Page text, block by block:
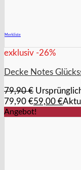
Merkliste
exklusiv -26%
Decke Notes
79,90€
79,90 €59,00 €
Angebot!